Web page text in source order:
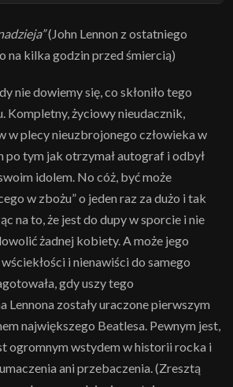
(John Lennon z ostatniego
na kilka godzin przed śmiercią)
nie dowiemy się, co skłoniło tego
Kompletny, życiowy nieudacznik,
w plecy nieuzbrojonego człowieka w
po tym jak otrzymał autograf i odbył
idolem. No cóż, być może
w zbożu” o jeden raz za dużo i tak
na to, że jest do dupy w sporcie i nie
żadnej kobiety. A może jego
i nienawiści do samego
gdy uszy tego
Lennona zostały uraczone pierwszym
największego Beatlesa. Pewnym jest,
ogromnym wstydem w historii rocka i
ani przebaczenia. (Zresztą